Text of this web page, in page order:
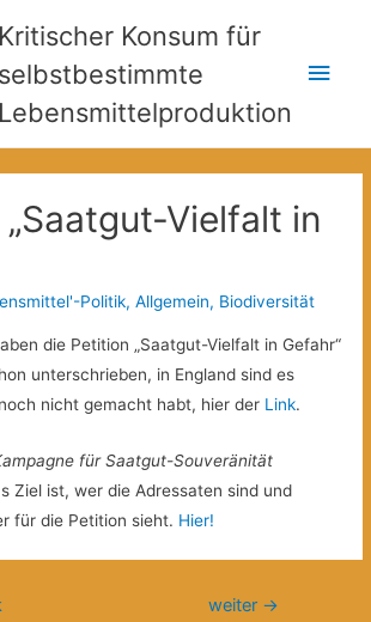
Kritischer Konsum für
selbstbestimmte
Lebensmittelproduktion
Vielfalt in
Politik,Allgemein, Biodiversität
die Petition „Saatgut-Vielfalt in Gefahr“
unterschrieben, in England sind es
nicht gemacht habt, hier der Link.
für Saatgut-Souveränität
Ziel ist, wer die Adressaten sind und
für die Petition sieht. Hier!
weiter →